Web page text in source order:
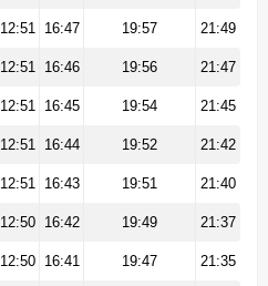
12:51 16:47 19:57 21:49
12:51 16:46 19:56 21:47
12:51 16:45 19:54 21:45
12:51 16:44 19:52 21:42
12:51 16:43 19:51 21:40
12:50 16:42 19:49 21:37
12:50 16:41 19:47 21:35